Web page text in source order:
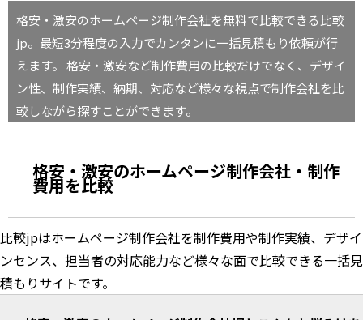
格安・激安のホームページ制作会社を無料で比較できる比較
jp。最短3分程度の入力でカンタンに一括見積もり依頼が行
えます。 格安・激安など制作費用の比較だけでなく、デザイ
ン性、制作実績、納期、対応など様々な視点で制作会社を比
較しながら探すことができます。
格安・激安のホームページ制作会社・制作
費用を比較
比較jpはホームページ制作会社を制作費用や制作実績、デザイ
ンセンス、担当者の対応能力など様々な面で比較できる一括見
積もりサイトです。